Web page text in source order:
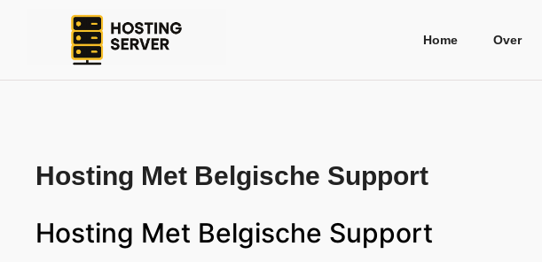
Home Over
Hosting Met Belgische Support
Hosting Met Belgische Support